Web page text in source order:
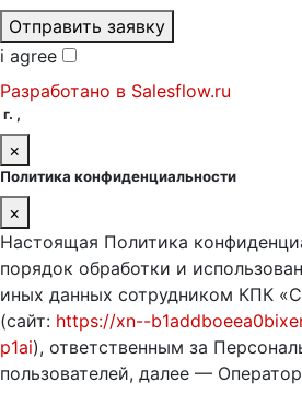
Отправить заявку
i agree
Разработано в Salesflow.ru
г. ,
×
Политика конфиденциальности
×
Настоящая Политика
порядок обработки и
иных данных сотрудником КПК
(сайт: https://xn--
p1ai), ответственным за
пользователей, далее —